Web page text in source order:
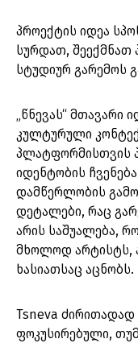
პროექტის იდეა
სურდათ, შეექმნათ
სტუდიურ გარემოს
„წნევას“ მთავარი
კულტურული
პლატფორმისთვის
იდენტობის
დამწერლობის
დეტალები, რაც
არის საშუალება,
მხოლოდ არტისტს,
ხასიათსაც აცნობს.
Tsneva
ფოკუსირებული,